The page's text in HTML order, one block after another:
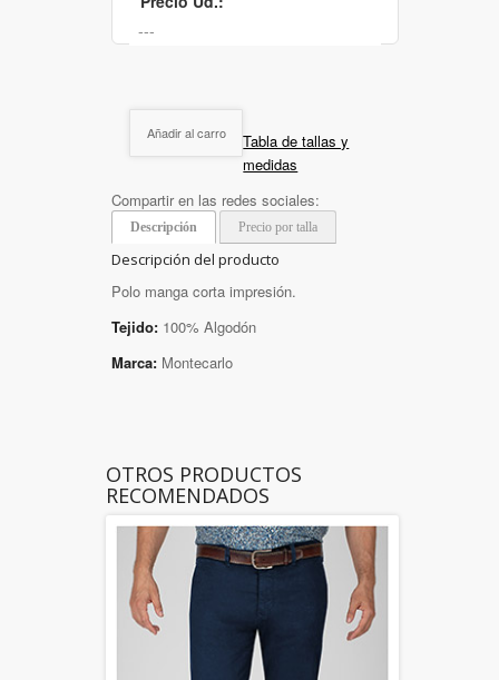
Añadir al carro
Tabla de tallas y
medidas
Compartir en las redes sociales:
Descripción Precio por talla
Descripción del producto
Polo manga corta impresión.
Tejido: 100% Algodón
Marca: Montecarlo
OTROS PRODUCTOS
RECOMENDADOS